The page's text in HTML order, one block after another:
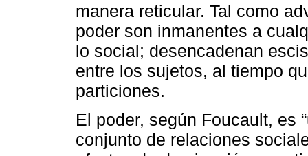
manera reticular. Tal como
poder son inmanentes a
lo social; desencadenan
entre los sujetos, al tiempo
particiones.
El poder, según Foucault, es
conjunto de relaciones